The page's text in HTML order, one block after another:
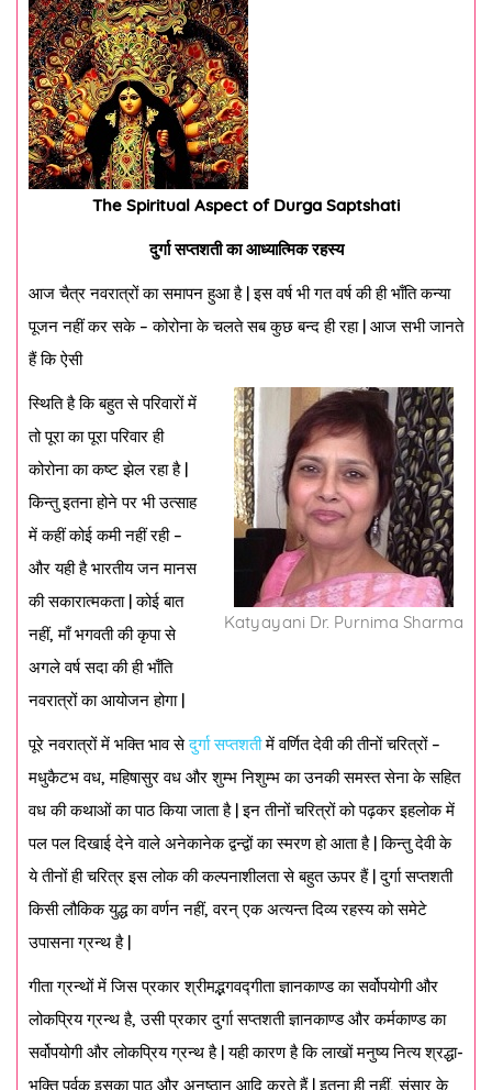
The Spiritual Aspect of Durga Saptshati
दुर्गा सप्तशती का आध्यात्मिक रहस्य
आज चैत्र नवरात्रों का समापन हुआ है | इस वर्ष भी गत वर्ष की ही भाँति कन्या
पूजन नहीं कर सके – कोरोना के चलते सब कुछ बन्द ही रहा | आज सभी जानते
हैं कि ऐसी
Katyayani Dr. Purnima Sharma
स्थिति है कि बहुत से परिवारों में
तो पूरा का पूरा परिवार ही
कोरोना का कष्ट झेल रहा है |
किन्तु इतना होने पर भी उत्साह
में कहीं कोई कमी नहीं रही –
और यही है भारतीय जन मानस
की सकारात्मकता | कोई बात
नहीं, माँ भगवती की कृपा से
अगले वर्ष सदा की ही भाँति
नवरात्रों का आयोजन होगा |
पूरे नवरात्रों में भक्ति भाव सेदुर्गा सप्तशतीमें वर्णित देवी की तीनों चरित्रों –
मधुकैटभ वध, महिषासुर वध और शुम्भ निशुम्भ का उनकी समस्त सेना के सहित
वध की कथाओं का पाठ किया जाता है | इन तीनों चरित्रों को पढ़कर इहलोक में
पल पल दिखाई देने वाले अनेकानेक द्वन्द्वों का स्मरण हो आता है | किन्तु देवी के
ये तीनों ही चरित्र इस लोक की कल्पनाशीलता से बहुत ऊपर हैं | दुर्गा सप्तशती
किसी लौकिक युद्ध का वर्णन नहीं, वरन् एक अत्यन्त दिव्य रहस्य को समेटे
उपासना ग्रन्थ है |
गीता ग्रन्थों में जिस प्रकार श्रीमद्भगवद्गीता ज्ञानकाण्ड का सर्वोपयोगी और
लोकप्रिय ग्रन्थ है, उसी प्रकार दुर्गा सप्तशती ज्ञानकाण्ड और कर्मकाण्ड का
सर्वोपयोगी और लोकप्रिय ग्रन्थ है | यही कारण है कि लाखों मनुष्य नित्य श्रद्धा-
भक्ति पूर्वक इसका पाठ और अनुष्ठान आदि करते हैं | इतना ही नहीं, संसार के